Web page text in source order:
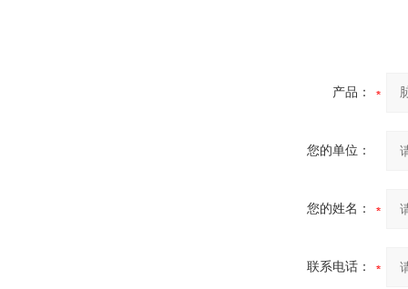
产品：
您的单位：
您的姓名：
联系电话：